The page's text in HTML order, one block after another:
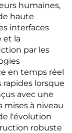
humaines,
haute
interfaces
et la
par les
en temps réel
lorsque
avec une
à niveau
l'évolution
robuste